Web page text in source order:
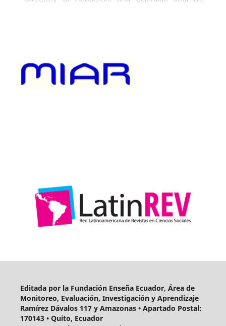
Editada por la Fundación Enseña Ecuador, Área de
Monitoreo, Evaluación, Investigación y Aprendizaje
Ramírez Dávalos 117 y Amazonas • Apartado Postal:
170143 • Quito, Ecuador